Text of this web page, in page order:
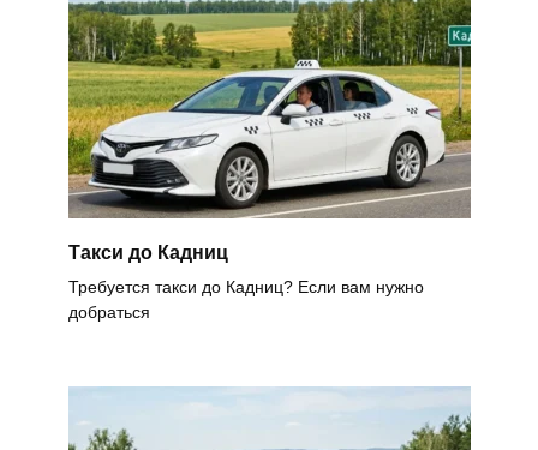
Такси до Кадниц
Требуется такси до Кадниц? Если вам нужно
добраться